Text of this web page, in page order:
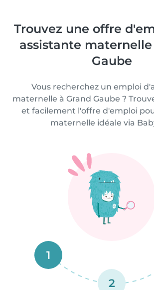
Trouvez une offre
assistante maternelle
Gaube
Vous recherchez un emploi
maternelle à Grand Gaube ?
et facilement l'offre d'emploi
maternelle idéale via
1
2